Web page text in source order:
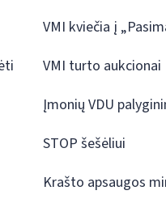
VMI kviečia į
VMI turto aukcionai
Įmonių VDU
STOP šešėliui
Krašto apsaugos